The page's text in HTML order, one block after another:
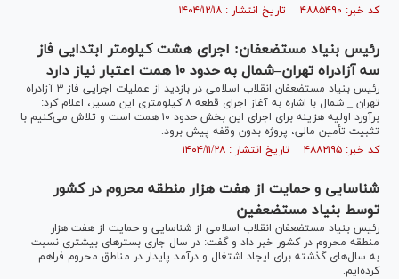
کد خبر: ۴۸۸۵۴۹۰ تاریخ انتشار : ۱۴۰۴/۱۲/۱۸
رئیس بنیاد مستضعفان: اجرای هشت کیلومتر ابتدایی فاز
سه آزادراه تهران–شمال به حدود ۱۰ همت اعتبار نیاز دارد
رئیس بنیاد مستضعفان انقلاب اسلامی در بازدید از عملیات اجرایی فاز ۳ آزادراه
تهران _ شمال با اشاره به آغاز اجرای قطعه ۸ کیلومتری این مسیر، اعلام کرد:
برآورد اولیه هزینه برای اجرای این بخش حدود ۱۰ همت است و تلاش می‌کنیم با
تثبیت تأمین مالی، پروژه بدون وقفه پیش برود.
کد خبر: ۴۸۸۲۱۹۵ تاریخ انتشار : ۱۴۰۴/۱۱/۲۸
شناسایی و حمایت از هفت هزار منطقه محروم در کشور
توسط بنیاد مستضعفین
رئیس بنیاد مستضعفان انقلاب اسلامی از شناسایی و حمایت از هفت هزار
منطقه محروم در کشور خبر داد و گفت: در سال جاری بستر‌های بیشتری نسبت
به سال‌های گذشته برای ایجاد اشتغال و درآمد پایدار در مناطق محروم فراهم
کرده‌ایم.